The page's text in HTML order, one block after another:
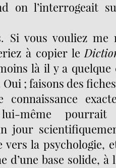
on l’interrogeait
Si vous vouliez
à copier le
là il y a
; faisons des
connaissance
même
jour
vers la psychologie,
d’une base solide, à